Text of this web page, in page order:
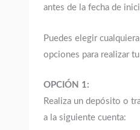
antes de la fecha de
Puedes elegir
opciones para realizar
OPCIÓN 1:
Realiza un depósito o
a la siguiente cuenta: